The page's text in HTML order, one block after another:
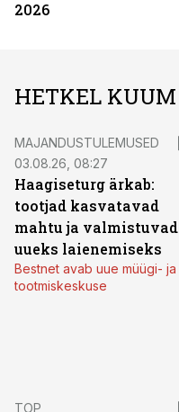
2026
HETKEL KUUM
MAJANDUSTULEMUSED
03.08.26, 08:27
Haagiseturg ärkab:
tootjad kasvatavad
mahtu ja valmistuvad
uueks laienemiseks
Bestnet avab uue müügi- ja
tootmiskeskuse
TOP